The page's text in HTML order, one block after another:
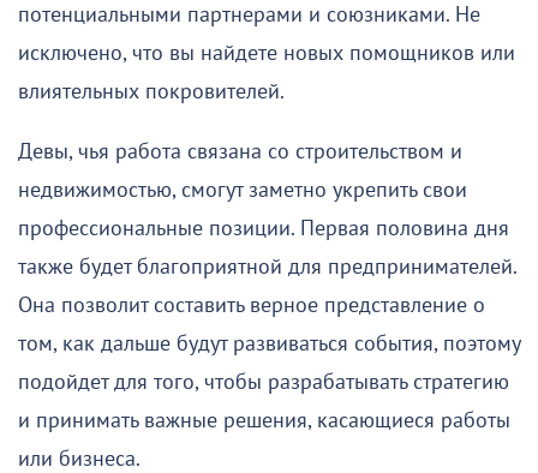
потенциальными партнерами и союзниками. Не
исключено, что вы найдете новых помощников или
влиятельных покровителей.
Девы, чья работа связана со строительством и
недвижимостью, смогут заметно укрепить свои
профессиональные позиции. Первая половина дня
также будет благоприятной для предпринимателей.
Она позволит составить верное представление о
том, как дальше будут развиваться события, поэтому
подойдет для того, чтобы разрабатывать стратегию
и принимать важные решения, касающиеся работы
или бизнеса.